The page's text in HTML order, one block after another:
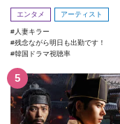
回！
エンタメ アーティスト
人妻キラー
残念ながら明日も出勤です！
韓国ドラマ視聴率